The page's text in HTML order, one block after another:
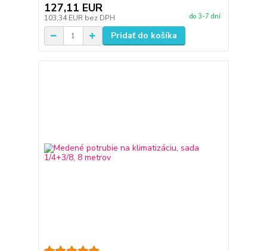
127,11 EUR
103,34 EUR bez DPH do 3-7 dní
Pridať do košíka